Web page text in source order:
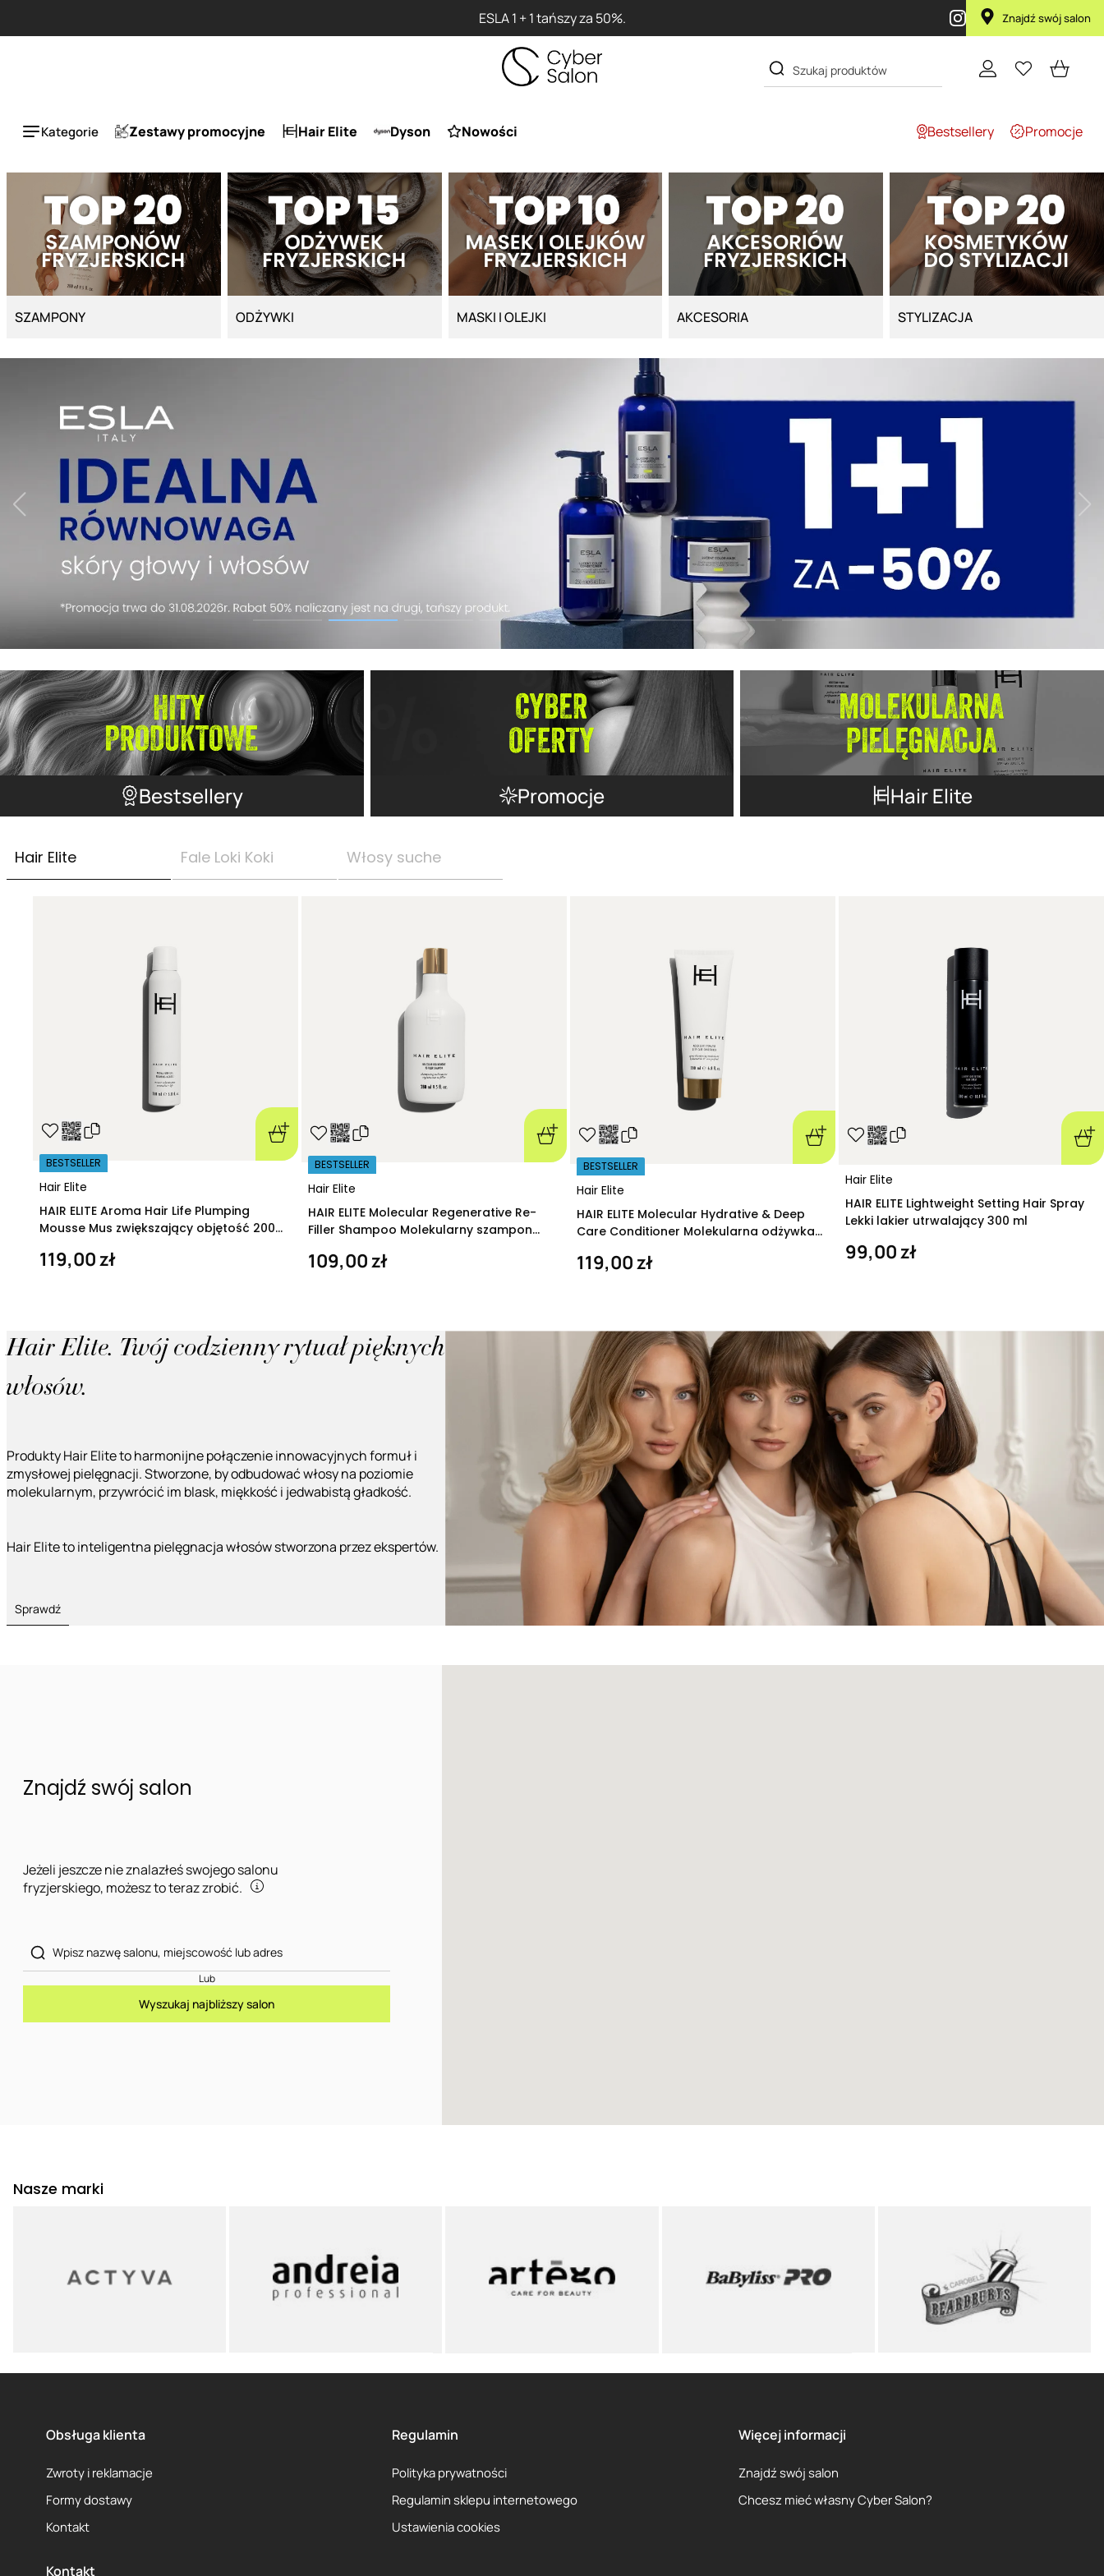
ESLA 1 + 1 tańszy za 50%. Znajdź swój salon
Kategorie Zestawy promocyjne Hair Elite Dyson Nowości Bestsellery Promocje
SZAMPONY ODŻYWKI MASKI I OLEJKI AKCESORIA STYLIZACJA
Bestsellery Promocje Hair Elite
Hair Elite Fale Loki Koki Włosy suche
Hair Elite
BESTSELLER
HAIR ELITE Aroma Hair Life Plumping
Mousse Mus zwiększający objętość 200
119,00 zł
Hair Elite
BESTSELLER
HAIR ELITE Molecular Regenerative Re-
Filler Shampoo Molekularny szampon
109,00 zł
Hair Elite
BESTSELLER
HAIR ELITE Molecular Hydrative & Deep
Care Conditioner Molekularna odżywka
119,00 zł
Hair Elite
HAIR ELITE Lightweight Setting Hair Spray
Lekki lakier utrwalający 300 ml
99,00 zł
Hair Elite. Twój codzienny rytuał pięknych
włosów.
Produkty Hair Elite to harmonijne połączenie innowacyjnych formuł i
zmysłowej pielęgnacji. Stworzone, by odbudować włosy na poziomie
molekularnym, przywrócić im blask, miękkość i jedwabistą gładkość.
Hair Elite to inteligentna pielęgnacja włosów stworzona przez ekspertów.
Sprawdź
Znajdź swój salon
Jeżeli jeszcze nie znalazłeś swojego salonu
fryzjerskiego, możesz to teraz zrobić.
Lub
Wyszukaj najbliższy salon
Nasze marki
Obsługa klienta
Zwroty i reklamacje
Formy dostawy
Kontakt
Regulamin
Polityka prywatności
Regulamin sklepu internetowego
Ustawienia cookies
Więcej informacji
Znajdź swój salon
Chcesz mieć własny Cyber Salon?
Kontakt